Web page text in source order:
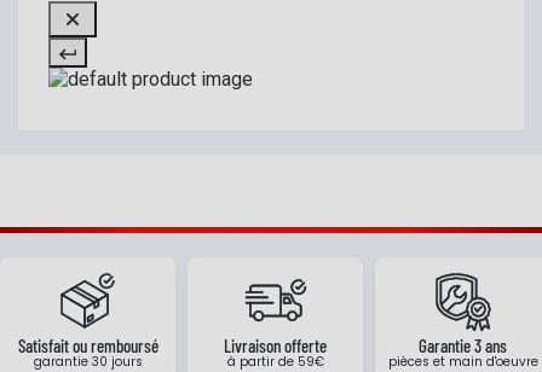
Satisfait ou remboursé
garantie 30 jours
Livraison offerte
à partir de 59€
Garantie 3 ans
pièces et main d'oeuvre